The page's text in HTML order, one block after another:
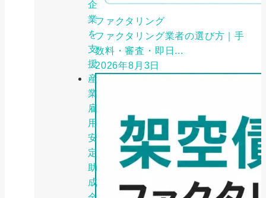
企
業
を
支
援
産
業
雇
用
安
定
助
成
ファクタリング
ファクタリング業者の選び方｜手
数料・審査・即日...
2026年8月3日